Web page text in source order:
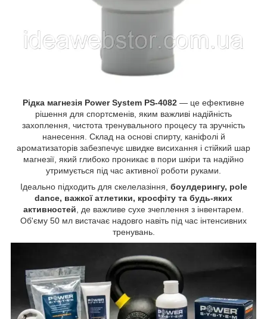
Рідка магнезія Power System PS-4082 — це ефективне
рішення для спортсменів, яким важливі надійність
захоплення, чистота тренувального процесу та зручність
нанесення. Склад на основі спирту, каніфолі й
ароматизаторів забезпечує швидке висихання і стійкий шар
магнезії, який глибоко проникає в пори шкіри та надійно
утримується під час активної роботи руками.
Ідеально підходить для скелелазіння, боулдерингу, pole
dance, важкої атлетики, кросфіту та будь-яких
активностей , де важливе сухе зчеплення з інвентарем.
Об'єму 50 мл вистачає надовго навіть під час інтенсивних
тренувань.